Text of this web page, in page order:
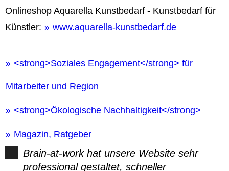
Onlineshop Aquarella Kunstbedarf - Kunstbedarf für
Künstler:
www.aquarella-kunstbedarf.de
<strong>Soziales Engagement</strong> für
Mitarbeiter und Region
<strong>Ökologische Nachhaltigkeit</strong>
Magazin, Ratgeber
Brain-at-work hat unsere Website sehr
professional gestaltet, schneller